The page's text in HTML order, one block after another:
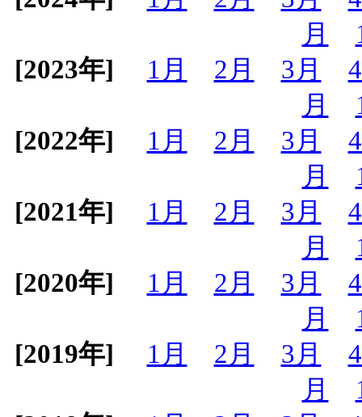
月
[2023年]
1月 2月 3月
月
[2022年]
1月 2月 3月
月
[2021年]
1月 2月 3月
月
[2020年]
1月 2月 3月
月
[2019年]
1月 2月 3月
月